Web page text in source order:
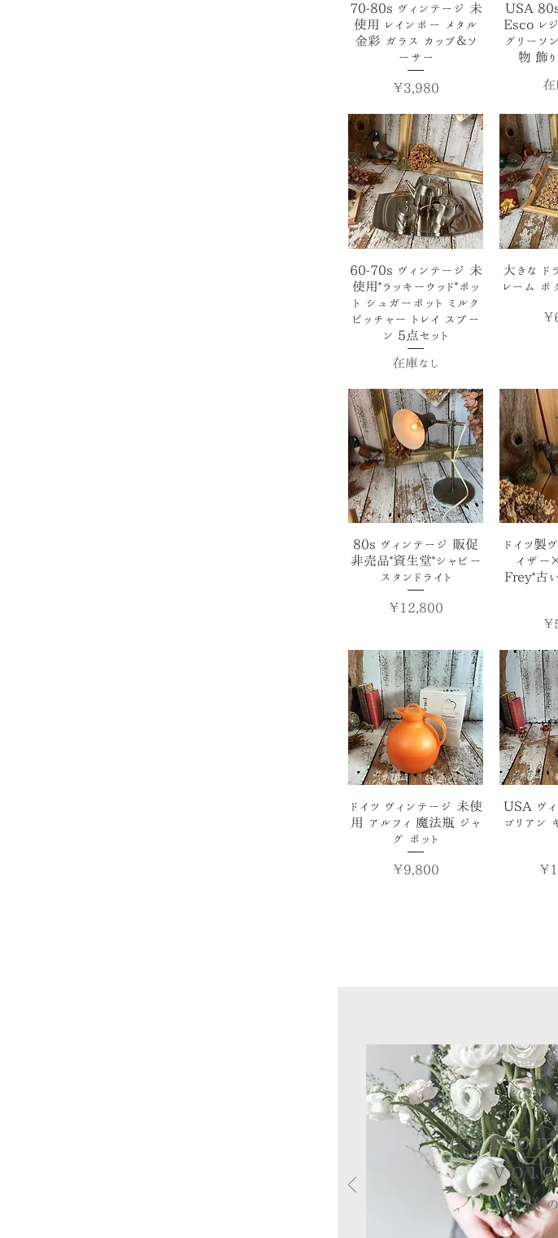
クイックビュー
70-80s ヴィンテージ 未
使用 レインボー メタル
金彩 ガラス カップ＆ソ
ーサー
価格
￥3,980
クイ
USA 80s
Esco レ
グリーソ
物 飾
在
クイックビュー
60-70s ヴィンテージ 未
使用*ラッキーウッド*ポッ
ト シュガーポット ミルク
ピッチャー トレイ スプー
ン 5点セット
在庫なし
クイ
大きな ド
レーム ボ
クイックビュー
80s ヴィンテージ 販促
非売品*資生堂*シャビー
スタンドライト
価格
￥12,800
クイ
ドイツ製
イザ
Frey*古
クイックビュー
ドイツ ヴィンテージ 未使
用 アルフィ 魔法瓶 ジャ
グ ポット
価格
￥9,800
クイ
USA ヴ
ゴリアン
価
￥
お客様